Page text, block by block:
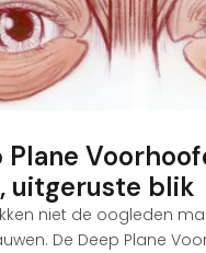
Plane
uitgeruste blik
niet de oogleden
De Deep Plane